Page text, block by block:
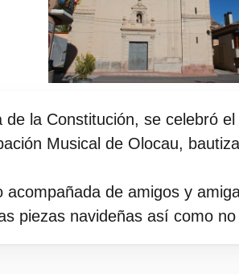
la Constitución, se celebró
Musical de Olocau,
de amigos y
piezas navideñas así como